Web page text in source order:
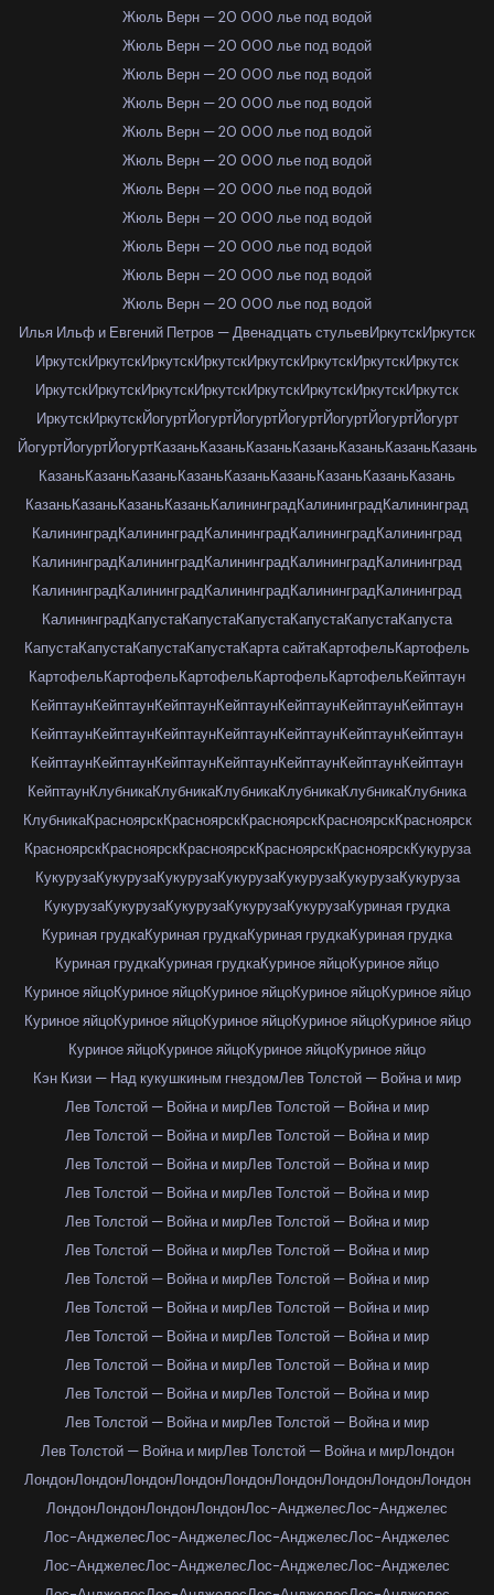
Жюль Верн — 20 000 лье под водой
Жюль Верн — 20 000 лье под водой
Жюль Верн — 20 000 лье под водой
Жюль Верн — 20 000 лье под водой
Жюль Верн — 20 000 лье под водой
Жюль Верн — 20 000 лье под водой
Жюль Верн — 20 000 лье под водой
Жюль Верн — 20 000 лье под водой
Жюль Верн — 20 000 лье под водой
Жюль Верн — 20 000 лье под водой
Жюль Верн — 20 000 лье под водой
Илья Ильф и Евгений Петров — Двенадцать стульевИркутскИркутск
ИркутскИркутскИркутскИркутскИркутскИркутскИркутскИркутск
ИркутскИркутскИркутскИркутскИркутскИркутскИркутскИркутск
ИркутскИркутскЙогуртЙогуртЙогуртЙогуртЙогуртЙогуртЙогурт
ЙогуртЙогуртЙогуртКазаньКазаньКазаньКазаньКазаньКазаньКазань
КазаньКазаньКазаньКазаньКазаньКазаньКазаньКазаньКазань
КазаньКазаньКазаньКазаньКалининградКалининградКалининград
КалининградКалининградКалининградКалининградКалининград
КалининградКалининградКалининградКалининградКалининград
КалининградКалининградКалининградКалининградКалининград
КалининградКапустаКапустаКапустаКапустаКапустаКапуста
КапустаКапустаКапустаКапустаКарта сайтаКартофельКартофель
КартофельКартофельКартофельКартофельКартофельКейптаун
КейптаунКейптаунКейптаунКейптаунКейптаунКейптаунКейптаун
КейптаунКейптаунКейптаунКейптаунКейптаунКейптаунКейптаун
КейптаунКейптаунКейптаунКейптаунКейптаунКейптаунКейптаун
КейптаунКлубникаКлубникаКлубникаКлубникаКлубникаКлубника
КлубникаКрасноярскКрасноярскКрасноярскКрасноярскКрасноярск
КрасноярскКрасноярскКрасноярскКрасноярскКрасноярскКукуруза
КукурузаКукурузаКукурузаКукурузаКукурузаКукурузаКукуруза
КукурузаКукурузаКукурузаКукурузаКукурузаКуриная грудка
Куриная грудкаКуриная грудкаКуриная грудкаКуриная грудка
Куриная грудкаКуриная грудкаКуриное яйцоКуриное яйцо
Куриное яйцоКуриное яйцоКуриное яйцоКуриное яйцоКуриное яйцо
Куриное яйцоКуриное яйцоКуриное яйцоКуриное яйцоКуриное яйцо
Куриное яйцоКуриное яйцоКуриное яйцоКуриное яйцо
Кэн Кизи — Над кукушкиным гнездомЛев Толстой — Война и мир
Лев Толстой — Война и мирЛев Толстой — Война и мир
Лев Толстой — Война и мирЛев Толстой — Война и мир
Лев Толстой — Война и мирЛев Толстой — Война и мир
Лев Толстой — Война и мирЛев Толстой — Война и мир
Лев Толстой — Война и мирЛев Толстой — Война и мир
Лев Толстой — Война и мирЛев Толстой — Война и мир
Лев Толстой — Война и мирЛев Толстой — Война и мир
Лев Толстой — Война и мирЛев Толстой — Война и мир
Лев Толстой — Война и мирЛев Толстой — Война и мир
Лев Толстой — Война и мирЛев Толстой — Война и мир
Лев Толстой — Война и мирЛев Толстой — Война и мир
Лев Толстой — Война и мирЛев Толстой — Война и мир
Лев Толстой — Война и мирЛев Толстой — Война и мирЛондон
ЛондонЛондонЛондонЛондонЛондонЛондонЛондонЛондонЛондон
ЛондонЛондонЛондонЛондонЛос-АнджелесЛос-Анджелес
Лос-АнджелесЛос-АнджелесЛос-АнджелесЛос-Анджелес
Лос-АнджелесЛос-АнджелесЛос-АнджелесЛос-Анджелес